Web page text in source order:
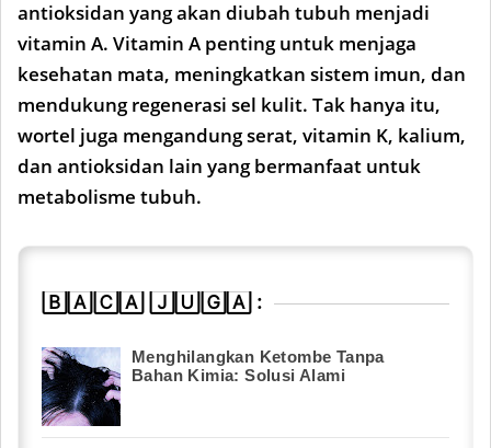
antioksidan yang akan diubah tubuh menjadi
vitamin A. Vitamin A penting untuk menjaga
kesehatan mata, meningkatkan sistem imun, dan
mendukung regenerasi sel kulit. Tak hanya itu,
wortel juga mengandung serat, vitamin K, kalium,
dan antioksidan lain yang bermanfaat untuk
metabolisme tubuh.
🄱🄰🄲🄰 🄹🅄🄶🄰 :
Menghilangkan Ketombe Tanpa
Bahan Kimia: Solusi Alami